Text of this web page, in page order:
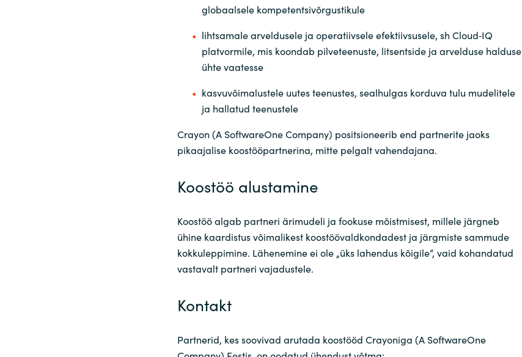
globaalsele kompetentsivõrgustikule
lihtsamale arveldusele ja operatiivsele efektiivsusele, sh Cloud‑IQ
platvormile, mis koondab pilveteenuste, litsentside ja arvelduse halduse
ühte vaatesse
kasvuvõimalustele uutes teenustes, sealhulgas korduva tulu mudelitele
ja hallatud teenustele
Crayon (A SoftwareOne Company) positsioneerib end partnerite jaoks
pikaajalise koostööpartnerina, mitte pelgalt vahendajana.
Koostöö alustamine
Koostöö algab partneri ärimudeli ja fookuse mõistmisest, millele järgneb
ühine kaardistus võimalikest koostöövaldkondadest ja järgmiste sammude
kokkuleppimine. Lähenemine ei ole „üks lahendus kõigile“, vaid kohandatud
vastavalt partneri vajadustele.
Kontakt
Partnerid, kes soovivad arutada koostööd Crayoniga (A SoftwareOne